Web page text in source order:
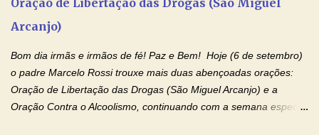
esforço maior em meus estudos e uma vida mais digna de tua
santidade. Glória… Deus, que quiseste atrair tudo a teu unigênito
de te...
Arcanjo)
Bom dia irmãs e irmãos de fé! Paz e Bem! Hoje (6 de setembro)
o padre Marcelo Rossi trouxe mais duas abençoadas orações:
Oração de Libertação das Drogas (São Miguel Arcanjo) e a
Oração Contra o Alcoolismo, continuando com a semana especial